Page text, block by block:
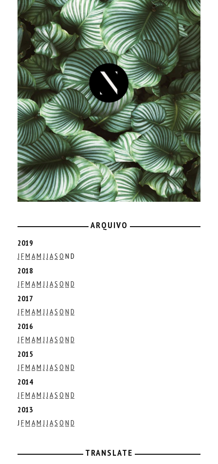
ARQUIVO
2019
J FM AM J J AS O N D
2018
J FM AM J J AS O N D
2017
J FM AM J J AS O N D
2016
J FM AM J J AS O N D
2015
J FM AM J J AS O N D
2014
J FM AM J J AS O N D
2013
J FM AM J J AS O N D
TRANSLATE